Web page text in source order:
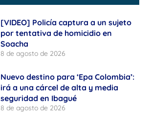
[VIDEO] Policía captura a un sujeto
por tentativa de homicidio en
Soacha
8 de agosto de 2026
Nuevo destino para ‘Epa Colombia’:
irá a una cárcel de alta y media
seguridad en Ibagué
8 de agosto de 2026